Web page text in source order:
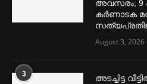
അവസരം; 9
കര്‍ണാടക
August 3, 2026
3
അടച്ചിട്ട